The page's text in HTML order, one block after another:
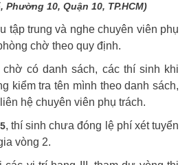
10, Quận 10, TP.HCM)
tập trung và nghe chuyên viên phụ
chờ theo quy định.
có danh sách, các thí sinh khi
kiểm tra tên mình theo danh sách,
hệ chuyên viên phụ trách.
, thí sinh chưa đóng lệ phí xét tuyển
vòng 2.